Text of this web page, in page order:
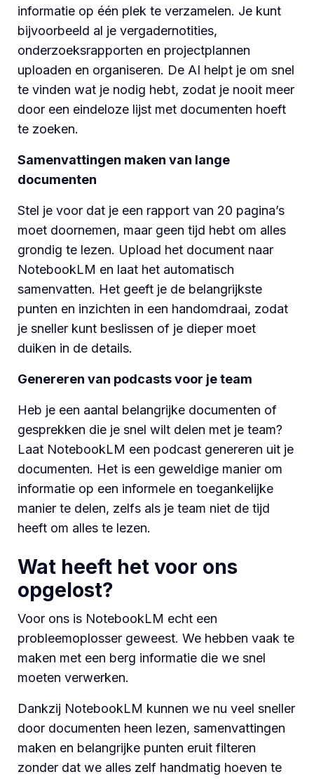
informatie op één plek te verzamelen. Je kunt
bijvoorbeeld al je vergadernotities,
onderzoeksrapporten en projectplannen
uploaden en organiseren. De AI helpt je om snel
te vinden wat je nodig hebt, zodat je nooit meer
door een eindeloze lijst met documenten hoeft
te zoeken.
Samenvattingen maken van lange
documenten
Stel je voor dat je een rapport van 20 pagina’s
moet doornemen, maar geen tijd hebt om alles
grondig te lezen. Upload het document naar
NotebookLM en laat het automatisch
samenvatten. Het geeft je de belangrijkste
punten en inzichten in een handomdraai, zodat
je sneller kunt beslissen of je dieper moet
duiken in de details.
Genereren van podcasts voor je team
Heb je een aantal belangrijke documenten of
gesprekken die je snel wilt delen met je team?
Laat NotebookLM een podcast genereren uit je
documenten. Het is een geweldige manier om
informatie op een informele en toegankelijke
manier te delen, zelfs als je team niet de tijd
heeft om alles te lezen.
Wat heeft het voor ons
opgelost?
Voor ons is NotebookLM echt een
probleemoplosser geweest. We hebben vaak te
maken met een berg informatie die we snel
moeten verwerken.
Dankzij NotebookLM kunnen we nu veel sneller
door documenten heen lezen, samenvattingen
maken en belangrijke punten eruit filteren
zonder dat we alles zelf handmatig hoeven te